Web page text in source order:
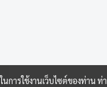
ารใช้งานเว็บไซต์ของท่าน ท่